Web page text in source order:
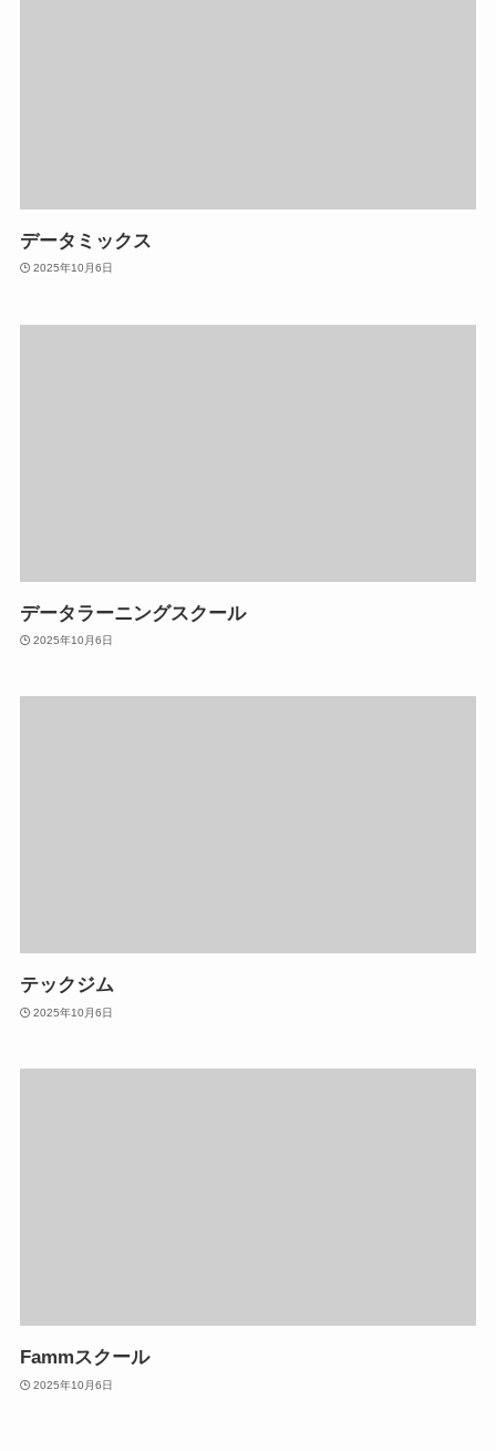
データミックス
2025年10月6日
データラーニングスクール
2025年10月6日
テックジム
2025年10月6日
Fammスクール
2025年10月6日